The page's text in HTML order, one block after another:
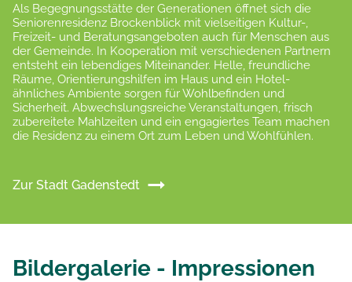
Als Begegnungsstätte der Generationen öffnet sich die
Seniorenresidenz Brockenblick mit vielseitigen Kultur-,
Freizeit- und Beratungsangeboten auch für Menschen aus
der Gemeinde. In Kooperation mit verschiedenen Partnern
entsteht ein lebendiges Miteinander. Helle, freundliche
Räume, Orientierungshilfen im Haus und ein Hotel-
ähnliches Ambiente sorgen für Wohlbefinden und
Sicherheit. Abwechslungsreiche Veranstaltungen, frisch
zubereitete Mahlzeiten und ein engagiertes Team machen
die Residenz zu einem Ort zum Leben und Wohlfühlen.
Zur Stadt Gadenstedt
Bildergalerie - Impressionen